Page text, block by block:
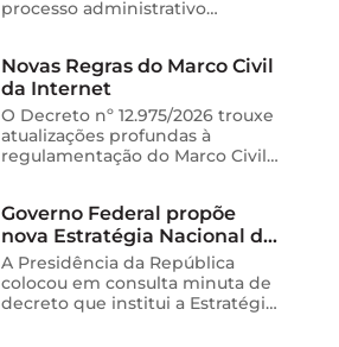
processo administrativo
organização social responsável
pela gestão de unidades
públicas de saúde …
Novas Regras do Marco Civil
da Internet
O Decreto nº 12.975/2026 trouxe
atualizações profundas à
regulamentação do Marco Civil
operações de empresas de
tecnologia no Brasil. Para ajudar
na …
Governo Federal propõe
nova Estratégia Nacional de
Segurança da Informação e
cria sistema integrado de
governança para órgãos
A Presidência da República
colocou em consulta minuta de
decreto que institui a Estratégia